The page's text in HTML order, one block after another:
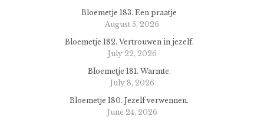
Bloemetje 183. Een praatje
August 5, 2026
Bloemetje 182. Vertrouwen in jezelf.
July 22, 2026
Bloemetje 181. Warmte.
July 8, 2026
Bloemetje 180. Jezelf verwennen.
June 24, 2026